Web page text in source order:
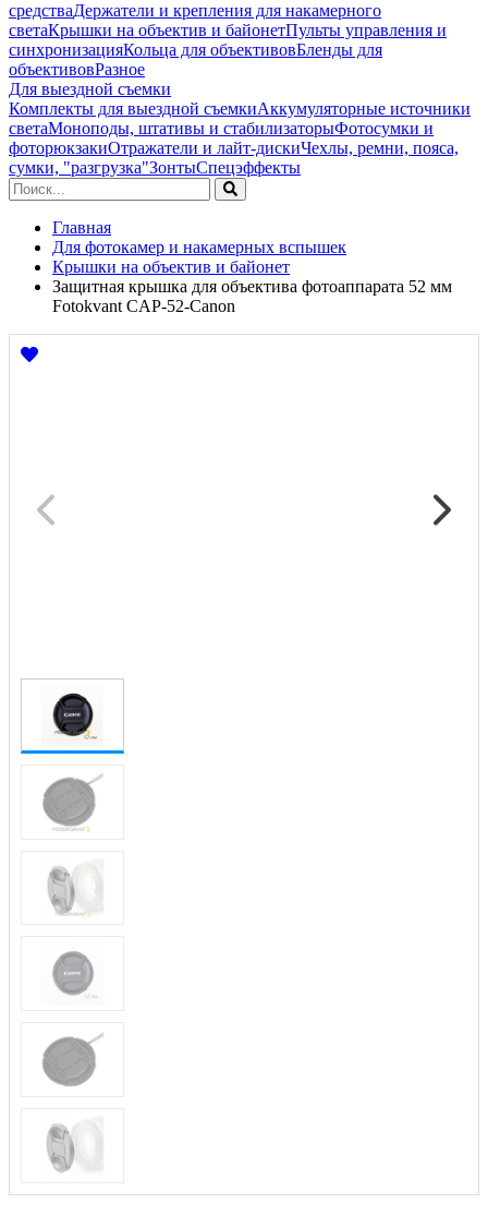
средстваДержатели и крепления для накамерного
светаКрышки на объектив и байонетПульты управления и
синхронизацияКольца для объективовБленды для
объективовРазное
Для выездной съемки
Комплекты для выездной съемкиАккумуляторные источники
светаМоноподы, штативы и стабилизаторыФотосумки и
фоторюкзакиОтражатели и лайт-дискиЧехлы, ремни, пояса,
сумки, "разгрузка"ЗонтыСпецэффекты
Главная
Для фотокамер и накамерных вспышек
Крышки на объектив и байонет
Защитная крышка для объектива фотоаппарата 52 мм
Fotokvant CAP-52-Canon